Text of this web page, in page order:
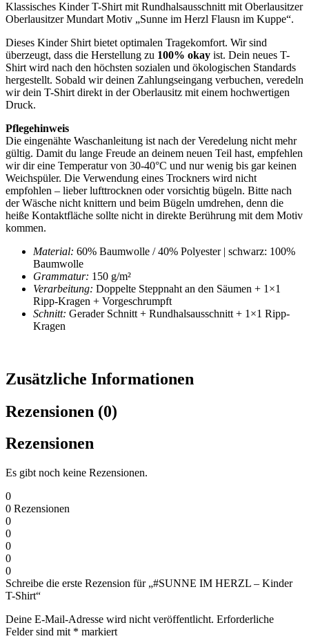
Klassisches Kinder T-Shirt mit Rundhalsausschnitt mit Oberlausitzer
Oberlausitzer Mundart Motiv „Sunne im Herzl Flausn im Kuppe“.
Dieses Kinder Shirt bietet optimalen Tragekomfort. Wir sind
überzeugt, dass die Herstellung zu 100% okay ist. Dein neues T-
Shirt wird nach den höchsten sozialen und ökologischen Standards
hergestellt. Sobald wir deinen Zahlungseingang verbuchen, veredeln
wir dein T-Shirt direkt in der Oberlausitz mit einem hochwertigen
Druck.
Pflegehinweis
Die eingenähte Waschanleitung ist nach der Veredelung nicht mehr
gültig. Damit du lange Freude an deinem neuen Teil hast, empfehlen
wir dir eine Temperatur von 30-40°C und nur wenig bis gar keinen
Weichspüler. Die Verwendung eines Trockners wird nicht
empfohlen – lieber lufttrocknen oder vorsichtig bügeln. Bitte nach
der Wäsche nicht knittern und beim Bügeln umdrehen, denn die
heiße Kontaktfläche sollte nicht in direkte Berührung mit dem Motiv
kommen.
Material: 60% Baumwolle / 40% Polyester | schwarz: 100%
Baumwolle
Grammatur: 150 g/m²
Verarbeitung: Doppelte Steppnaht an den Säumen + 1×1
Ripp-Kragen + Vorgeschrumpft
Schnitt: Gerader Schnitt + Rundhalsausschnitt + 1×1 Ripp-
Kragen
Zusätzliche Informationen
Rezensionen (0)
Rezensionen
Es gibt noch keine Rezensionen.
0
0 Rezensionen
0
0
0
0
0
Schreibe die erste Rezension für „#SUNNE IM HERZL – Kinder
T-Shirt“
Deine E-Mail-Adresse wird nicht veröffentlicht. Erforderliche
Felder sind mit * markiert